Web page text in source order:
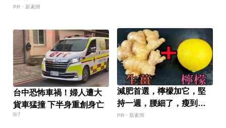
PR・新素簡
台中恐怖車禍！婦人遭大
貨車猛撞 下半身重創身亡
8/7
減肥首選，檸檬加它，堅
持一週，腰細了，瘦到你
懷疑人生
PR・新素簡